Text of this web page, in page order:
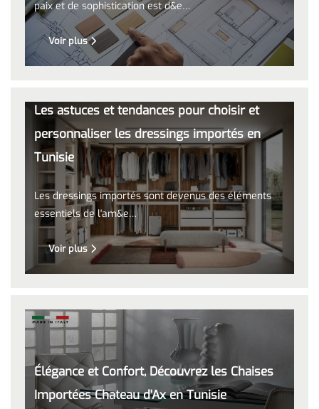
paix et de sophistication est d&e…
Voir plus
Les astuces et tendances pour choisir et
personnaliser les dressings importés en
Tunisie
Les dressings importés sont devenus des éléments
essentiels de l'am&e…
Voir plus
Élégance et Confort, Découvrez les Chaises
Importées Chateau d'Ax en Tunisie